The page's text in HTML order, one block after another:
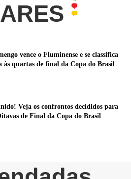
vence o Fluminense e se classifica
às quartas de final da Copa do Brasil
Veja os confrontos decididos para
de Final da Copa do Brasil